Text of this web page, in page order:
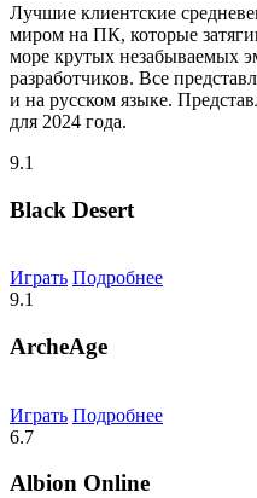
Лучшие клиентские
миром на ПК, которые
море крутых незабываемых
разработчиков. Все
и на русском языке.
для 2024 года.
9.1
Black Desert
Играть Подробнее
9.1
ArcheAge
Играть Подробнее
6.7
Albion Online